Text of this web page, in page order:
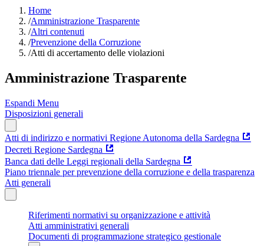
Home
/Amministrazione Trasparente
/Altri contenuti
/Prevenzione della Corruzione
/Atti di accertamento delle violazioni
Amministrazione Trasparente
Espandi Menu
Disposizioni generali
Atti di indirizzo e normativi Regione Autonoma della Sardegna
Decreti Regione Sardegna
Banca dati delle Leggi regionali della Sardegna
Piano triennale per prevenzione della corruzione e della trasparenza
Atti generali
Riferimenti normativi su organizzazione e attività
Atti amministrativi generali
Documenti di programmazione strategico gestionale